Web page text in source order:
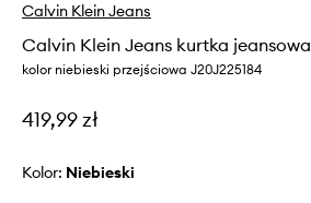
Calvin Klein Jeans
Calvin Klein Jeans kurtka jeansowa
kolor niebieski przejściowa J20J225184
419,99 zł
Kolor: niebieski